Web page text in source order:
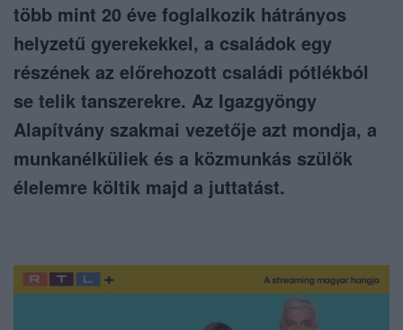
több mint 20 éve foglalkozik hátrányos
helyzetű gyerekekkel, a családok egy
részének az előrehozott családi pótlékból
se telik tanszerekre. Az Igazgyöngy
Alapítvány szakmai vezetője azt mondja, a
munkanélküliek és a közmunkás szülők
élelemre költik majd a juttatást.